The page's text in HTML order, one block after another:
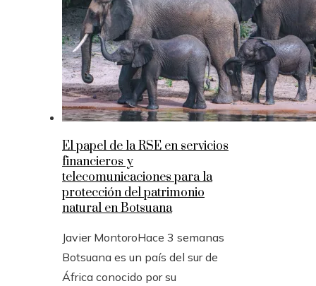
El papel de la RSE en servicios
financieros y
telecomunicaciones para la
protección del patrimonio
natural en Botsuana
Javier MontoroHace 3 semanas
Botsuana es un país del sur de
África conocido por su